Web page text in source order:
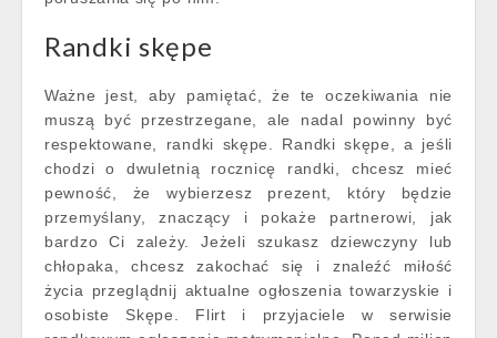
Randki skępe
Ważne jest, aby pamiętać, że te oczekiwania nie
muszą być przestrzegane, ale nadal powinny być
respektowane, randki skępe. Randki skępe, a jeśli
chodzi o dwuletnią rocznicę randki, chcesz mieć
pewność, że wybierzesz prezent, który będzie
przemyślany, znaczący i pokaże partnerowi, jak
bardzo Ci zależy. Jeżeli szukasz dziewczyny lub
chłopaka, chcesz zakochać się i znaleźć miłość
życia przeglądnij aktualne ogłoszenia towarzyskie i
osobiste Skępe. Flirt i przyjaciele w serwisie